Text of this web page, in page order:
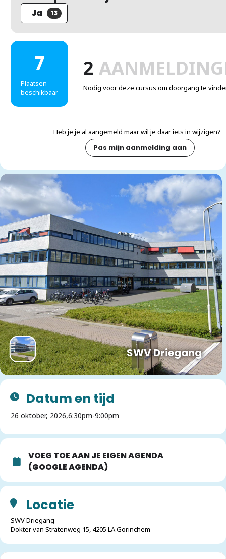
Ja 13
7
Plaatsen
beschikbaar
2
Nodig voor deze cursus om doorgang te
Heb je je al aangemeld maar wil je daar iets in wijzigen?
Pas mijn aanmelding aan
SWV Driegang
Datum en tijd
26 oktober, 2026,6:30pm-9:00pm
VOEG TOE AAN JE EIGEN AGENDA
(GOOGLE AGENDA)
Locatie
SWV Driegang
Dokter van Stratenweg 15, 4205 LA Gorinchem